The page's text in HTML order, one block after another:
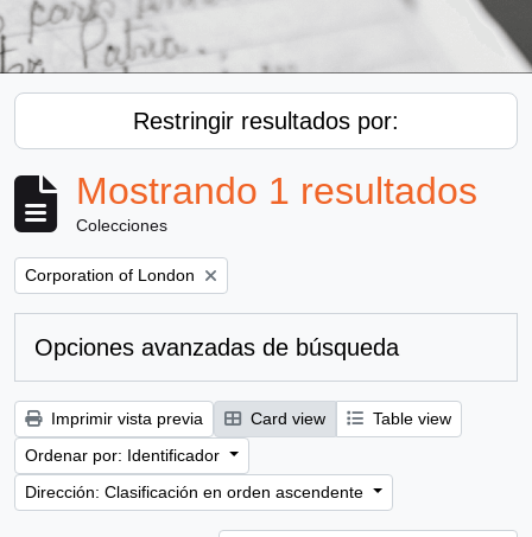
Restringir resultados por:
Mostrando 1 resultados
Colecciones
Remove filter:
Corporation of London
Opciones avanzadas de búsqueda
Imprimir vista previa Card view
Table view
Ordenar por: Identificador
Dirección: Clasificación en orden ascendente